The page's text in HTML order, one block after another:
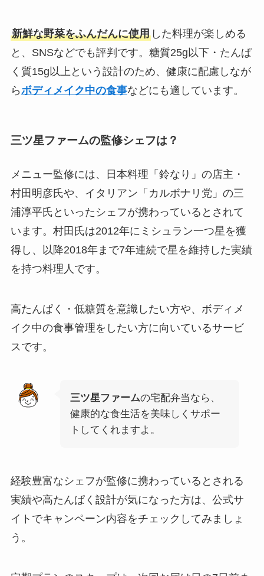
新鮮な野菜をふんだんに使用した料理が楽しめる
と、SNSなどでも評判です。糖質25g以下・たんぱ
く質15g以上という設計のため、健康に配慮しなが
らボディメイク中の食事などにも適しています。
三ツ星ファームの監修シェフは？
メニュー監修には、日本料理「鈴なり」の店主・
村田明彦氏や、イタリアン「カルボナリ党」の三
浦淳平氏といったシェフが携わっているとされて
います。村田氏は2012年にミシュラン一つ星を獲
得し、以降2018年まで7年連続で星を維持した実績
を持つ料理人です。
高たんぱく・低糖質を意識したい方や、ボディメ
イク中の食事管理をしたい方に向いているサービ
スです。
三ツ星ファームの宅配弁当なら、
健康的な食生活を美味しくサポー
トしてくれますよ。
経験豊富なシェフが監修に携わっているとされる
実績や高たんぱく設計が気になった方は、公式サ
イトでキャンペーン内容をチェックしてみましょ
う。